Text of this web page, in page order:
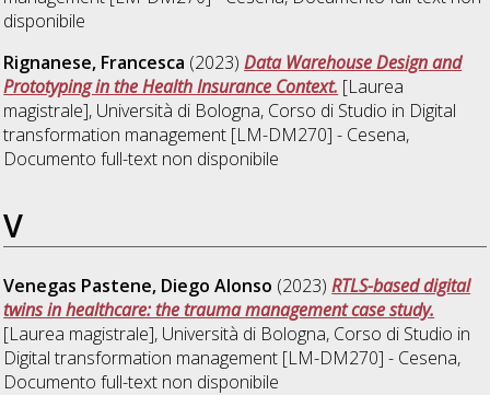
disponibile
Rignanese, Francesca (2023)Data Warehouse Design and
Prototyping in the Health Insurance Context. [Laurea
magistrale], Università di Bologna, Corso di Studio in Digital
transformation management [LM-DM270] - Cesena,
Documento full-text non disponibile
V
Venegas Pastene, Diego Alonso (2023)RTLS-based digital
twins in healthcare: the trauma management case study.
[Laurea magistrale], Università di Bologna, Corso di Studio in
Digital transformation management [LM-DM270] - Cesena,
Documento full-text non disponibile